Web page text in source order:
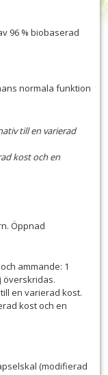
96 % biobaserad
normala funktion
till en varierad
kost och en
Öppnad
ammande: 1
överskridas.
en varierad kost.
kost och en
(modifierad